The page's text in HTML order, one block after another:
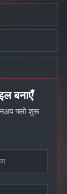
बनाएँ
फ्लो शुरू